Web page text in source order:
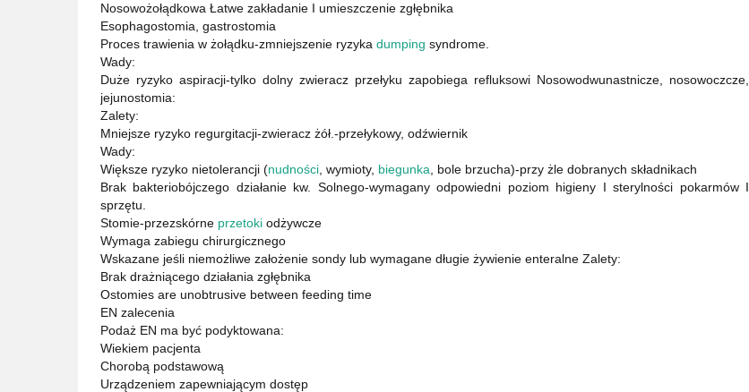
Nosowożołądkowa Łatwe zakładanie I umieszczenie zgłębnika
Esophagostomia, gastrostomia
Proces trawienia w żołądku-zmniejszenie ryzyka dumping syndrome.
Wady:
Duże ryzyko aspiracji-tylko dolny zwieracz przełyku zapobiega refluksowi Nosowodwunastnicze, nosowoczcze,
jejunostomia:
Zalety:
Mniejsze ryzyko regurgitacji-zwieracz żół.-przełykowy, odźwiernik
Wady:
Większe ryzyko nietolerancji (nudności , wymioty, biegunka , bole brzucha)-przy żle dobranych składnikach
Brak bakteriobójczego działanie kw. Solnego-wymagany odpowiedni poziom higieny I sterylności pokarmów I
sprzętu.
Stomie-przezskórne przetoki odżywcze
Wymaga zabiegu chirurgicznego
Wskazane jeśli niemożliwe założenie sondy lub wymagane długie żywienie enteralne Zalety:
Brak drażniącego działania zgłębnika
Ostomies are unobtrusive between feeding time
EN zalecenia
Podaż EN ma być podyktowana:
Wiekiem pacjenta
Chorobą podstawową
Urządzeniem zapewniającym dostęp